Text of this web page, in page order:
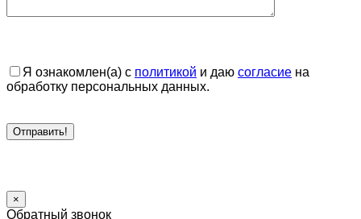
Я ознакомлен(а) с политикой и даю согласие на
обработку персональных данных.
×
Обратный звонок